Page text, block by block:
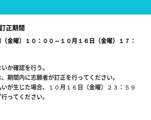
正期間
金曜）１０：００～１０月１６日（金曜）１７：
か確認を行う。
期間内に志願者が訂正を行ってください。
が生じた場合、１０月１６日（金曜）２３：５９
ってください。